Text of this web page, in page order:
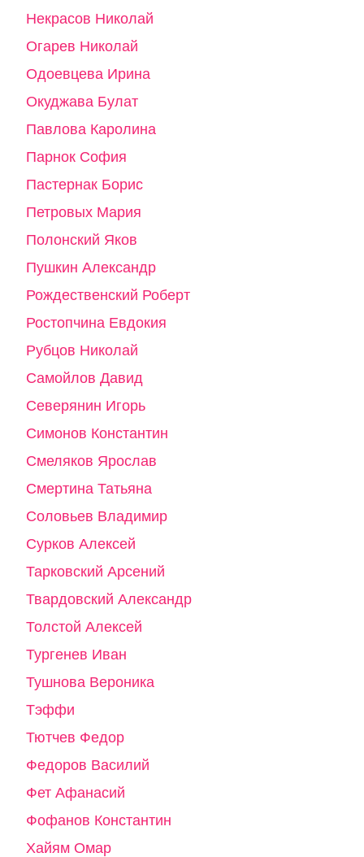
Некрасов Николай
Огарев Николай
Одоевцева Ирина
Окуджава Булат
Павлова Каролина
Парнок София
Пастернак Борис
Петровых Мария
Полонский Яков
Пушкин Александр
Рождественский Роберт
Ростопчина Евдокия
Рубцов Николай
Самойлов Давид
Северянин Игорь
Симонов Константин
Смеляков Ярослав
Смертина Татьяна
Соловьев Владимир
Сурков Алексей
Тарковский Арсений
Твардовский Александр
Толстой Алексей
Тургенев Иван
Тушнова Вероника
Тэффи
Тютчев Федор
Федоров Василий
Фет Афанасий
Фофанов Константин
Хайям Омар